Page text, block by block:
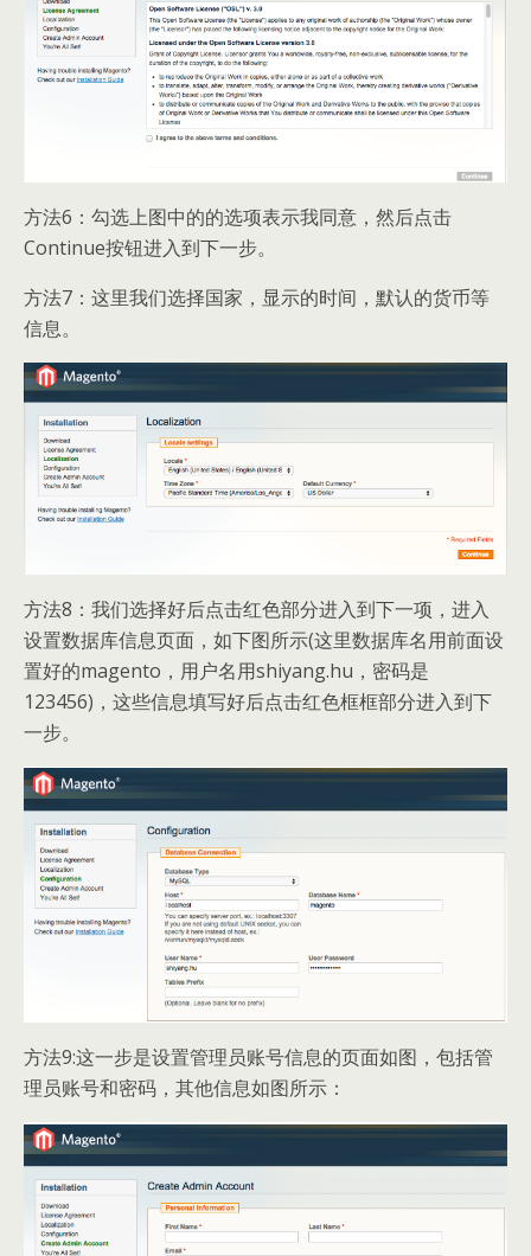
方法6：勾选上图中的的选项表示我同意，然后点击
Continue按钮进入到下一步。
方法7：这里我们选择国家，显示的时间，默认的货币等
信息。
方法8：我们选择好后点击红色部分进入到下一项，进入
设置数据库信息页面，如下图所示(这里数据库名用前面设
置好的magento，用户名用shiyang.hu，密码是
123456)，这些信息填写好后点击红色框框部分进入到下
一步。
方法9:这一步是设置管理员账号信息的页面如图，包括管
理员账号和密码，其他信息如图所示：